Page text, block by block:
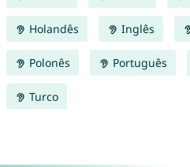
Holandês Inglês
Polonês Português
Turco